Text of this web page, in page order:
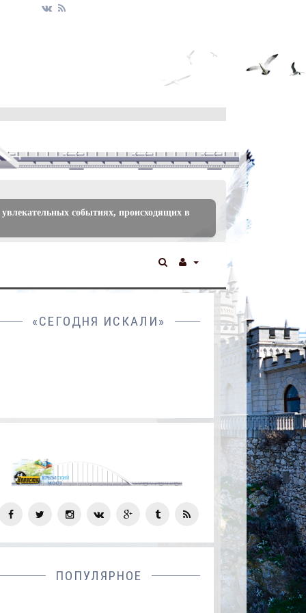
событиях, происходящих в
«СЕГОДНЯ ИСКАЛИ»
СОЦ
СЕТИ
ПОПУЛЯРНОЕ